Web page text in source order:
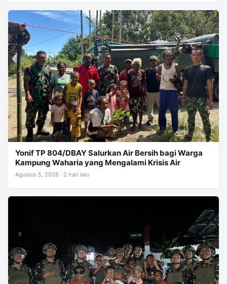
Yonif TP 804/DBAY Salurkan Air Bersih bagi Warga
Kampung Waharia yang Mengalami Krisis Air
Agustus 5, 2026 · 2 hari lalu